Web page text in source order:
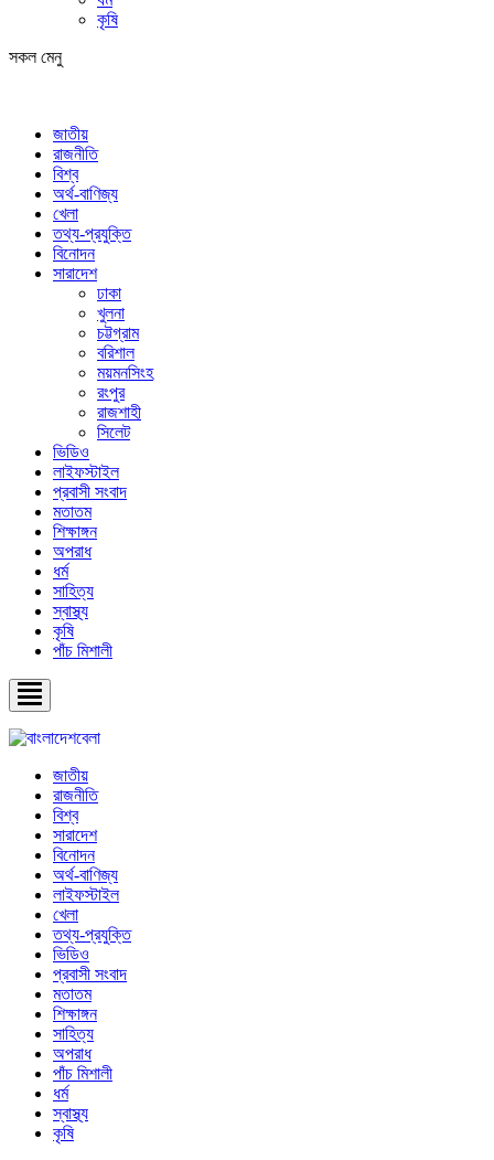
কৃষি
সকল মেনু
জাতীয়
রাজনীতি
বিশ্ব
অর্থ-বাণিজ্য
খেলা
তথ্য-প্রযুক্তি
বিনোদন
সারাদেশ
ঢাকা
খুলনা
চট্টগ্রাম
বরিশাল
ময়মনসিংহ
রংপুর
রাজশাহী
সিলেট
ভিডিও
লাইফস্টাইল
প্রবাসী সংবাদ
মতাতম
শিক্ষাঙ্গন
অপরাধ
ধর্ম
সাহিত্য
স্বাস্থ্য
কৃষি
পাঁচ মিশালী
জাতীয়
রাজনীতি
বিশ্ব
সারাদেশ
বিনোদন
অর্থ-বাণিজ্য
লাইফস্টাইল
খেলা
তথ্য-প্রযুক্তি
ভিডিও
প্রবাসী সংবাদ
মতাতম
শিক্ষাঙ্গন
সাহিত্য
অপরাধ
পাঁচ মিশালী
ধর্ম
স্বাস্থ্য
কৃষি